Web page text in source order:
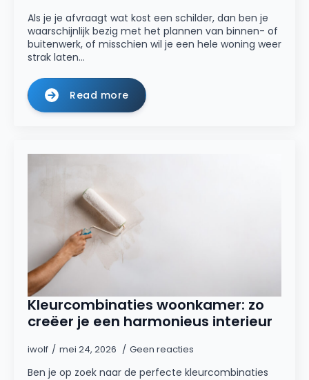
Als je je afvraagt wat kost een schilder, dan ben je
waarschijnlijk bezig met het plannen van binnen- of
buitenwerk, of misschien wil je een hele woning weer
strak laten…
Read more
Kleurcombinaties woonkamer: zo
creëer je een harmonieus interieur
iwolf mei 24, 2026 Geen reacties
Ben je op zoek naar de perfecte kleurcombinaties